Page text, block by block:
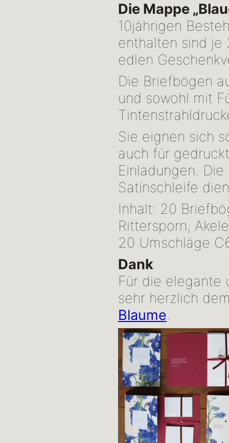
Die Mappe
10jährigen
enthalten sind je
edlen
Die Briefbögen
und sowohl mit
Sie eignen sich
auch für
Einladungen.
Satinschleife
Inhalt: 20
Rittersporn,
20 Umschläge
Dank
Für die elegante
sehr herzlich
Blaume.